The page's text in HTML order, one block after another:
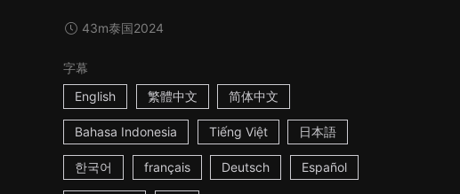
43m泰国2024
字幕
English
繁體中文 简体中文
Bahasa Indonesia Tiếng Việt 日本語
한국어 français Deutsch Español